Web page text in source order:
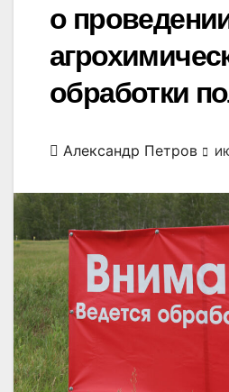
о
обработки
Александр Петров